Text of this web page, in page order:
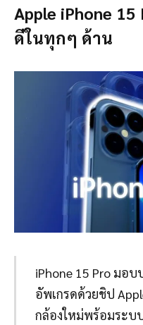
Apple iPhone
ดีในทุกๆ ด้าน
iPhone 15 Pro มอ
อัพเกรดด้วยชิป
กล้องใหม่พร้อมระ